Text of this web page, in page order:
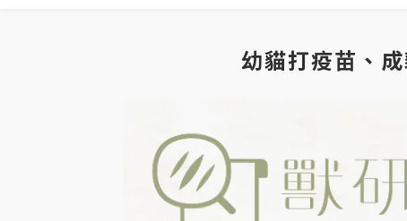
幼貓打疫苗、